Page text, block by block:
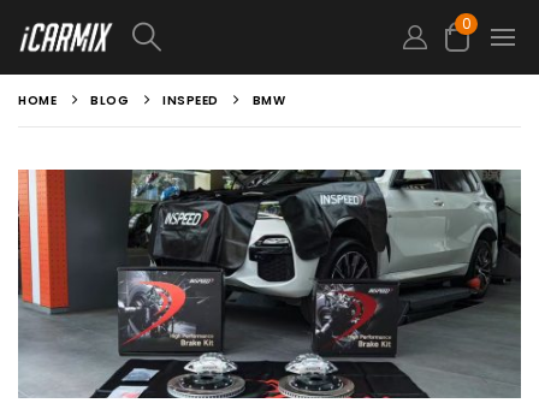
0
HOME BLOG INSPEED BMW